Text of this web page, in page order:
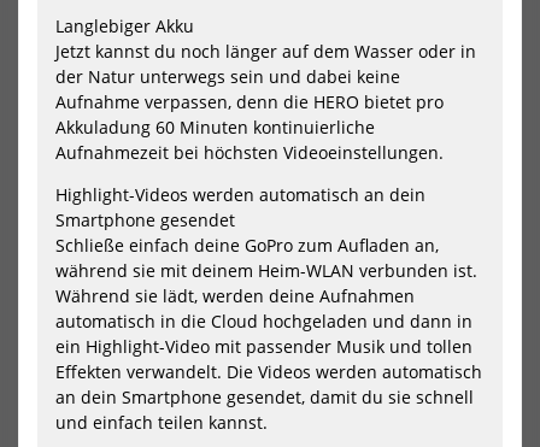
Langlebiger Akku
Jetzt kannst du noch länger auf dem Wasser oder in
der Natur unterwegs sein und dabei keine
Aufnahme verpassen, denn die HERO bietet pro
Akkuladung 60 Minuten kontinuierliche
Aufnahmezeit bei höchsten Videoeinstellungen.
Highlight-Videos werden automatisch an dein
Smartphone gesendet
Schließe einfach deine GoPro zum Aufladen an,
während sie mit deinem Heim-WLAN verbunden ist.
Während sie lädt, werden deine Aufnahmen
automatisch in die Cloud hochgeladen und dann in
ein Highlight-Video mit passender Musik und tollen
Effekten verwandelt. Die Videos werden automatisch
an dein Smartphone gesendet, damit du sie schnell
und einfach teilen kannst.
GoPro Handlebar / Seatpost /
GoPro
Handlebar
/
Seatpost
/
Mount